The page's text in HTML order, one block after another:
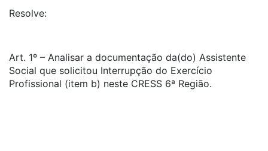
Resolve:
Art. 1º – Analisar a documentação da(do) Assistente
Social que solicitou Interrupção do Exercício
Profissional (item b) neste CRESS 6ª Região.